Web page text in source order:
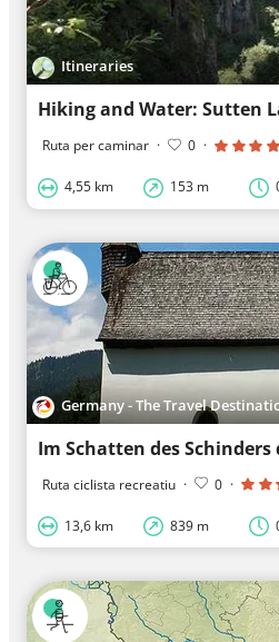
Itineraries
Hiking and Water: Sutten
Ruta per caminar · 0 ·
4,55 km 153 m
Germany - The Travel
Ruta ciclista recreatiu · 0 ·
13,6 km 839 m